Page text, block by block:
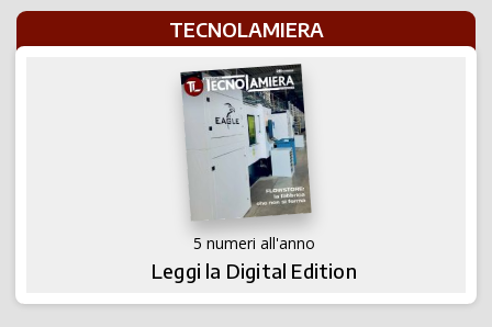
TECNOLAMIERA
5 numeri all'anno
Leggi la Digital Edition